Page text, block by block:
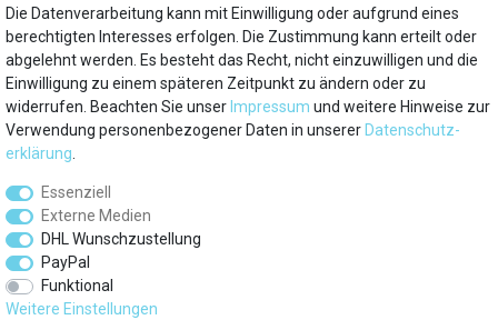
Mein Konto
Über uns
Besuchen Sie auch
Service
Marken
Zahlungsarten
Die Datenverarbeitung kann mit Einwilligung oder aufgrund eines
berechtigten Interesses erfolgen. Die Zustimmung kann erteilt oder
abgelehnt werden. Es besteht das Recht, nicht einzuwilligen und die
Einwilligung zu einem späteren Zeitpunkt zu ändern oder zu
widerrufen. Beachten Sie unser Impressum und weitere Hinweise zur
Verwendung personenbezogener Daten in unserer Daten­schutz­
erklärung
Essenziell
Externe Medien
DHL Wunschzustellung
PayPal
Funktional
Weitere Einstellungen